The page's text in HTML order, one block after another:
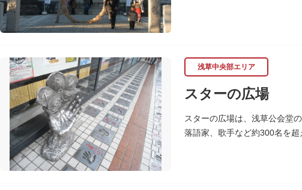
浅草中央部エリア
スターの広場
スターの広場は、浅草公会堂
落語家、歌手など約300名を